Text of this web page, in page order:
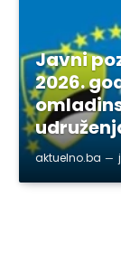
Javni
2026.
aktuelno.ba